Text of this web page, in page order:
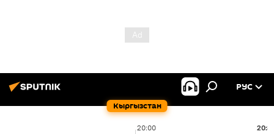
Кыргызстан
РУС
20:00